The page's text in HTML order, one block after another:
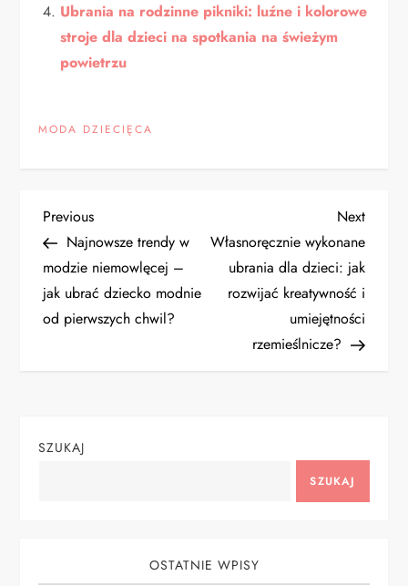
Ubrania na rodzinne pikniki: luźne i kolorowe
stroje dla dzieci na spotkania na świeżym
powietrzu
MODA DZIECIĘCA
N
a
w
a
Previous
Post
Previous
Najnowsze trendy w
modzie niemowlęcej –
jak ubrać dziecko modnie
od pierwszych chwil?
Next
Post
Next
Własnoręcznie wykonane
ubrania dla dzieci: jak
rozwijać kreatywność i
umiejętności
rzemieślnicze?
SZUKAJ
SZUKAJ
OSTATNIE WPISY